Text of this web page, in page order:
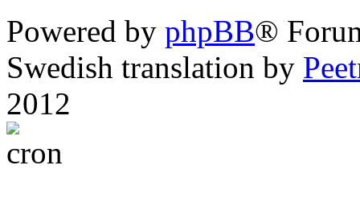
Powered by phpBB®
Swedish translation by
2012